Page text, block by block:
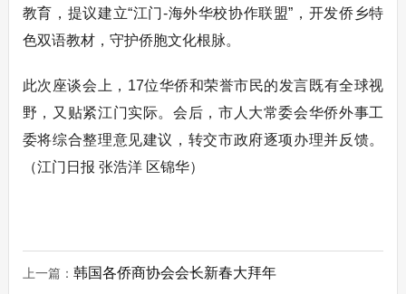
教育，提议建立“江门-海外华校协作联盟”，开发侨乡特
色双语教材，守护侨胞文化根脉。
此次座谈会上，17位华侨和荣誉市民的发言既有全球视
野，又贴紧江门实际。会后，市人大常委会华侨外事工
委将综合整理意见建议，转交市政府逐项办理并反馈。
（江门日报 张浩洋 区锦华）
上一篇： 韩国各侨商协会会长新春大拜年